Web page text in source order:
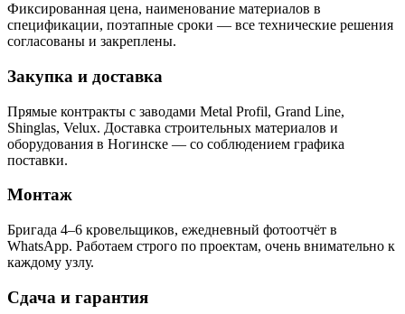
Фиксированная цена, наименование материалов в
спецификации, поэтапные сроки — все технические решения
согласованы и закреплены.
Закупка и доставка
Прямые контракты с заводами Metal Profil, Grand Line,
Shinglas, Velux. Доставка строительных материалов и
оборудования в Ногинске — со соблюдением графика
поставки.
Монтаж
Бригада 4–6 кровельщиков, ежедневный фотоотчёт в
WhatsApp. Работаем строго по проектам, очень внимательно к
каждому узлу.
Сдача и гарантия